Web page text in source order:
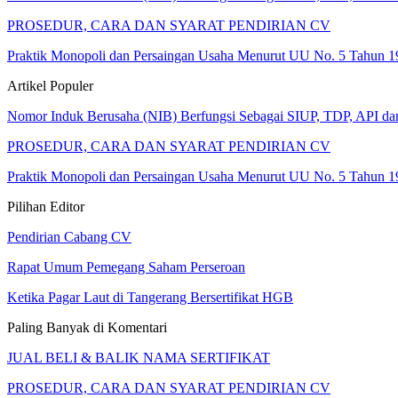
PROSEDUR, CARA DAN SYARAT PENDIRIAN CV
Praktik Monopoli dan Persaingan Usaha Menurut UU No. 5 Tahun
Artikel Populer
Nomor Induk Berusaha (NIB) Berfungsi Sebagai SIUP, TDP, API
PROSEDUR, CARA DAN SYARAT PENDIRIAN CV
Praktik Monopoli dan Persaingan Usaha Menurut UU No. 5 Tahun
Pilihan Editor
Pendirian Cabang CV
Rapat Umum Pemegang Saham Perseroan
Ketika Pagar Laut di Tangerang Bersertifikat HGB
Paling Banyak di Komentari
JUAL BELI & BALIK NAMA SERTIFIKAT
PROSEDUR, CARA DAN SYARAT PENDIRIAN CV